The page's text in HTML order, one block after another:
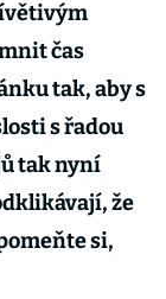
čas
tak, aby s
s řadou
tak nyní
že
si,